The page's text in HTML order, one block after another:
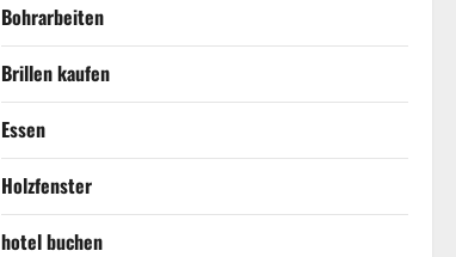
Bohrarbeiten
Brillen kaufen
Essen
Holzfenster
hotel buchen